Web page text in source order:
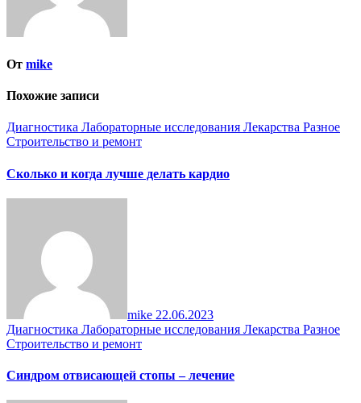
От mike
Похожие записи
Диагностика Лабораторные исследования Лекарства Разное
Строительство и ремонт
Сколько и когда лучше делать кардио
mike 22.06.2023
Диагностика Лабораторные исследования Лекарства Разное
Строительство и ремонт
Синдром отвисающей стопы – лечение